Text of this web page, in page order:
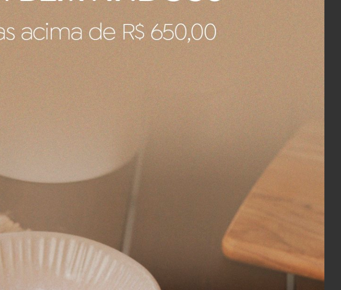
apaixonante e todas as peças tem em seu acabamento fio de